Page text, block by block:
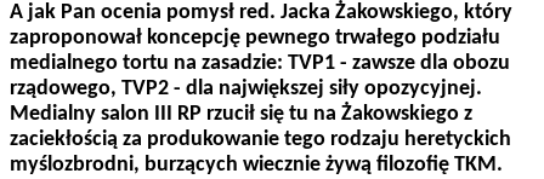
A jak Pan ocenia pomysł red. Jacka Żakowskiego, który
zaproponował koncepcję pewnego trwałego podziału
medialnego tortu na zasadzie: TVP1 - zawsze dla obozu
rządowego, TVP2 - dla największej siły opozycyjnej.
Medialny salon III RP rzucił się tu na Żakowskiego z
zaciekłością za produkowanie tego rodzaju heretyckich
myślozbrodni, burzących wiecznie żywą filozofię TKM.